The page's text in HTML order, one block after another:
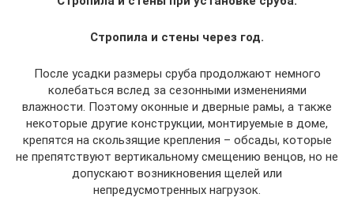
Стропила и стены через год.
После усадки размеры сруба продолжают немного
колебаться вслед за сезонными изменениями
влажности. Поэтому оконные и дверные рамы, а также
некоторые другие конструкции, монтируемые в доме,
крепятся на скользящие крепления – обсады, которые
не препятствуют вертикальному смещению венцов, но не
допускают возникновения щелей или
непредусмотренных нагрузок.